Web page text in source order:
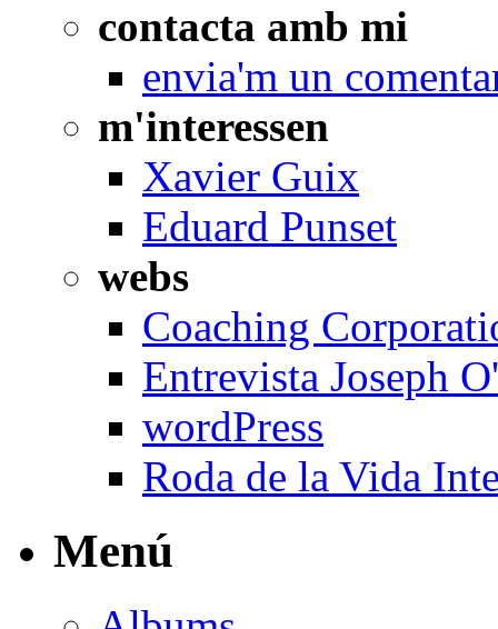
contacta amb mi
envia'm un
m'interessen
Xavier Guix
Eduard Punset
webs
Coaching
Entrevista Joseph
wordPress
Roda de la Vida
Menú